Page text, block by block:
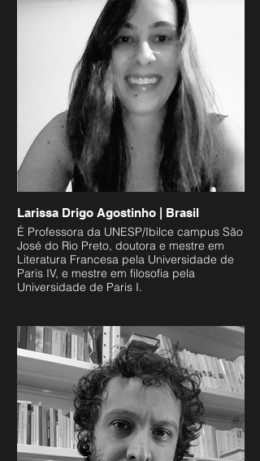
Concebeu, organizou e ministrou aulas nos
cursos “Paris: a vida, a literatura e as
formas artísticas”, no Instituto de Estudos
Avançados da USP, e “Crônicas da vida
artística parisiense”, no Centro de Pesquisa
e Formação do SESC-SP.
Seus trabalhos versam sobre as relações
entre poesia e artes visuais no campo das
literaturas francesa e brasileira.
Larissa Drigo Agostinho | Brasil
É Professora da UNESP/Ibilce campus São
José do Rio Preto, doutora e mestre em
Literatura Francesa pela Universidade de
Paris IV, e mestre em filosofia pela
Universidade de Paris I.
Universidade de São Paulo com estágio na
Universidade de Paris I e financiamento da
FAPESP.
Psicanalista e tradutora é autora de A
linguagem se refletindo: Introdução à
poética de Mallarmé (Annablume, 2020) e
Desejos ingovernáveis. Rimbaud e a
Comuna de Paris seguido da tradução de
Uma estação no inferno (N-1 edições).